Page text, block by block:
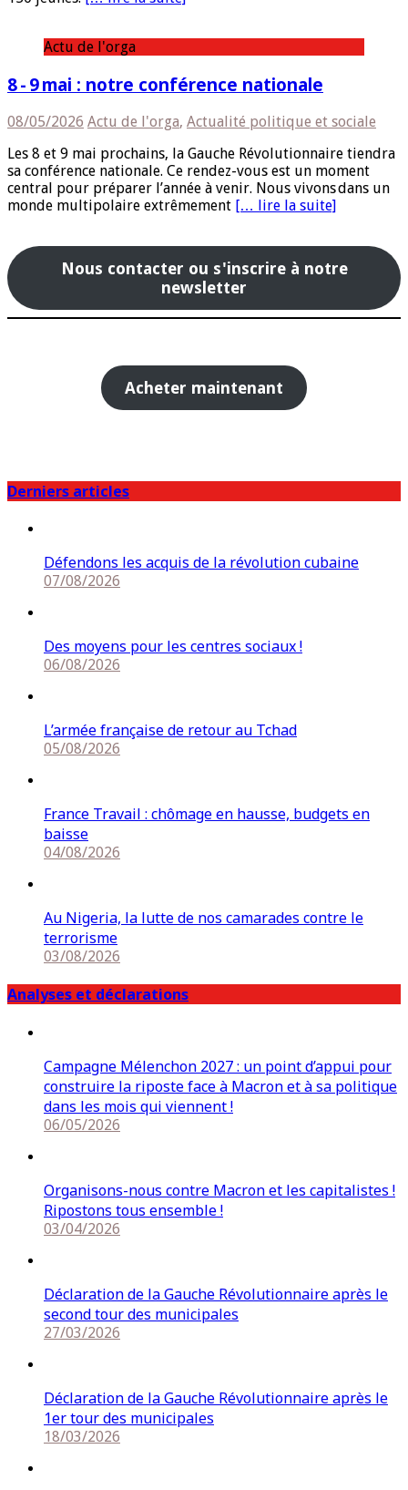
Actu de l'orga
8 - 9 mai : notre conférence nationale
08/05/2026 Actu de l'orga, Actualité politique et sociale
Les 8 et 9 mai prochains, la Gauche Révolutionnaire tiendra
sa conférence nationale. Ce rendez-vous est un moment
central pour préparer l’année à venir. Nous vivons dans un
monde multipolaire extrêmement [… lire la suite]
Nous contacter ou s'inscrire à notre
newsletter
Acheter maintenant
Derniers articles
Défendons les acquis de la révolution cubaine
07/08/2026
Des moyens pour les centres sociaux !
06/08/2026
L’armée française de retour au Tchad
05/08/2026
France Travail : chômage en hausse, budgets en
baisse
04/08/2026
Au Nigeria, la lutte de nos camarades contre le
terrorisme
03/08/2026
Analyses et déclarations
Campagne Mélenchon 2027 : un point d’appui pour
construire la riposte face à Macron et à sa politique
dans les mois qui viennent !
06/05/2026
Organisons-nous contre Macron et les capitalistes !
Ripostons tous ensemble !
03/04/2026
Déclaration de la Gauche Révolutionnaire après le
second tour des municipales
27/03/2026
Déclaration de la Gauche Révolutionnaire après le
1er tour des municipales
18/03/2026